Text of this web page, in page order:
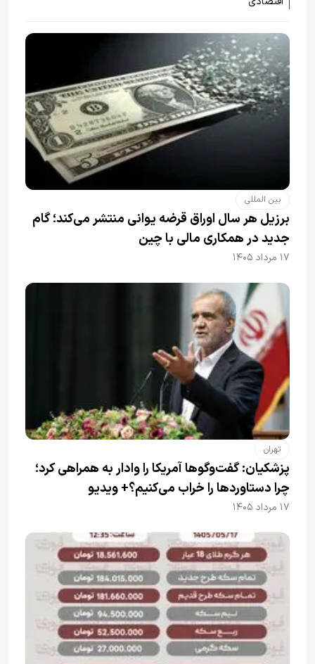
بین المللی
برزیل هر سال اوراق قرضه یوانی منتشر می‌کند؛ گام
جدید در همکاری مالی با چین
۱۷ مرداد ۱۴۰۵
تهران
پزشکیان: گفت‌وگوها آمریکا را وادار به همراهی کرد؛
چرا دستاوردها را خراب می‌کنیم؟+ ویدیو
۱۷ مرداد ۱۴۰۵